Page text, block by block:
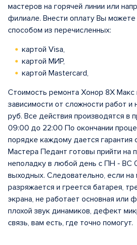
мастеров на горячей линии или
филиале. Внести оплату Вы
способом из перечисленных:
картой Visa,
картой МИР,
картой Mastercard,
Стоимость ремонта Хонор 8Х Макс
зависимости от сложности работ и
руб. Все действия производятся в
09:00 до 22:00 По окончании
порядке каждому дается гарантия
Мастера Педант готовы прийти на
неполадку в любой день с ПН - ВС
выходных. Следовательно, если
разряжается и греется батарея,
экрана, не работает основная или
плохой звук динамиков, дефект
связь, вам есть, где точно помогут.